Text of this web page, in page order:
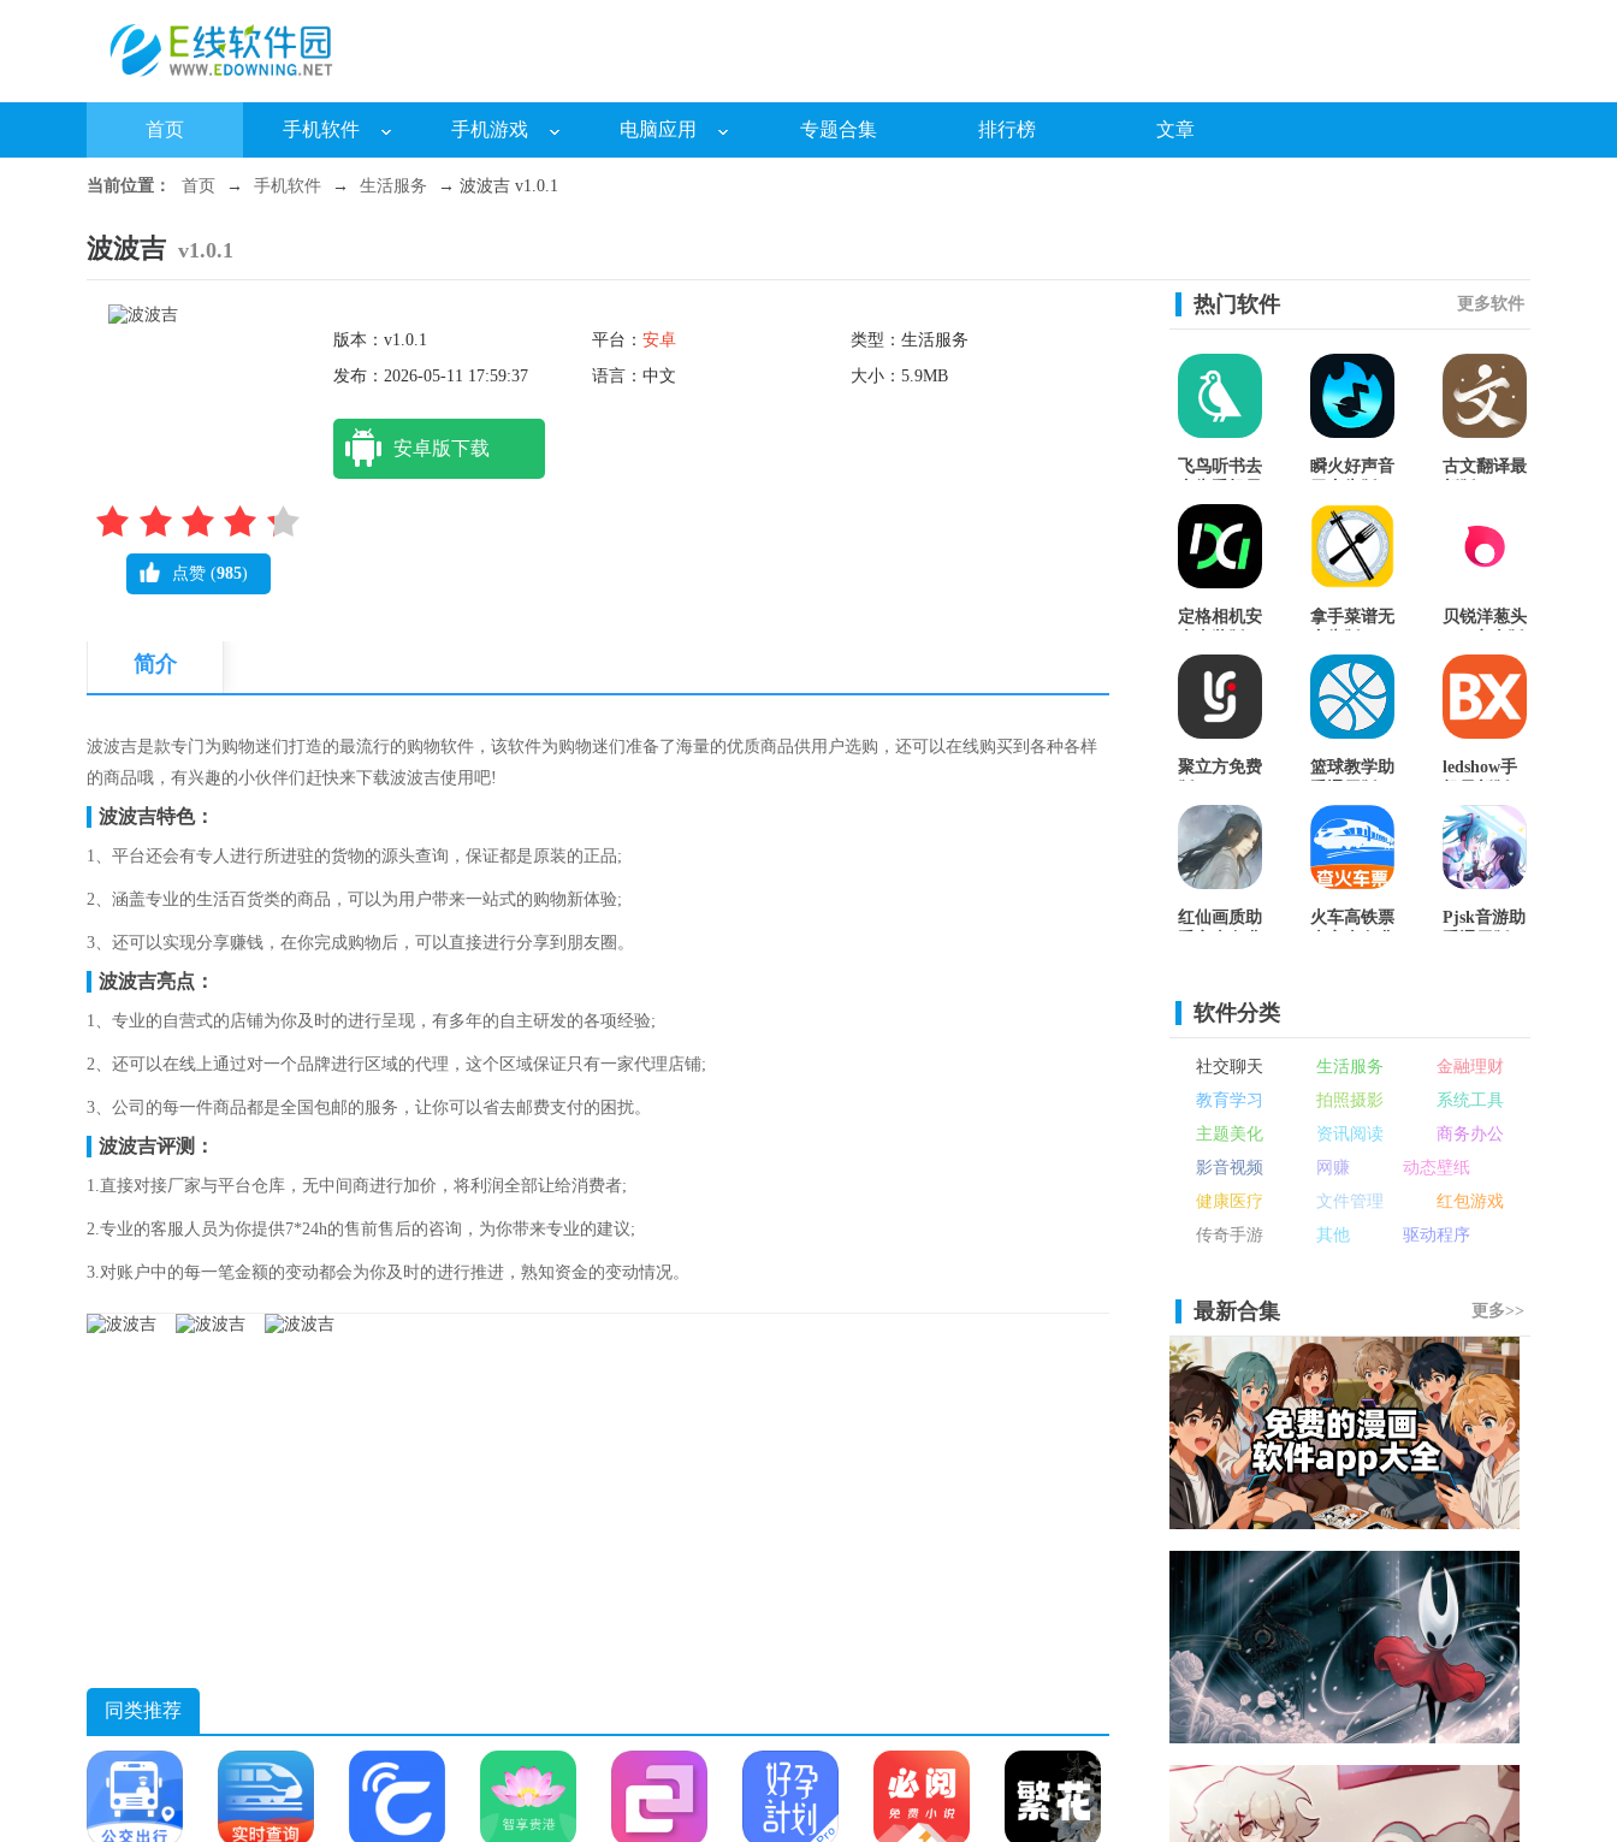
首页 手机软件 手机游戏 电脑应用 专题合集 排行榜 文章
当前位置： 首页 → 手机软件 → 生活服务 → 波波吉 v1.0.1
波波吉 v1.0.1
点赞 (985)
版本：v1.0.1 平台： 安卓
类型：生活服务
发布：2026-05-11 17:59:37
语言：中文 大小：5.9MB
安卓版下载
简介
波波吉是款专门为购物迷们打造的最流行的购物软件，该软件为购物迷们准备了海量的优质商品供用户选购，还可以在线购买到各种各样
的商品哦，有兴趣的小伙伴们赶快来下载波波吉使用吧!
波波吉特色：
1、平台还会有专人进行所进驻的货物的源头查询，保证都是原装的正品;
2、涵盖专业的生活百货类的商品，可以为用户带来一站式的购物新体验;
3、还可以实现分享赚钱，在你完成购物后，可以直接进行分享到朋友圈。
波波吉亮点：
1、专业的自营式的店铺为你及时的进行呈现，有多年的自主研发的各项经验;
2、还可以在线上通过对一个品牌进行区域的代理，这个区域保证只有一家代理店铺;
3、公司的每一件商品都是全国包邮的服务，让你可以省去邮费支付的困扰。
波波吉评测：
1.直接对接厂家与平台仓库，无中间商进行加价，将利润全部让给消费者;
2.专业的客服人员为你提供7*24h的售前售后的咨询，为你带来专业的建议;
3.对账户中的每一笔金额的变动都会为你及时的进行推进，熟知资金的变动情况。
同类推荐
热门软件 更多软件
飞鸟听书去
新版
瞬火好声音
古文翻译最
定格相机安
拿手菜谱无
贝锐洋葱头
聚立方免费
篮球教学助
ledshow手
红仙画质助
火车高铁票
Pjsk音游助
软件分类
社交聊天 生活服务
金融理财
教育学习
拍照摄影
系统工具
主题美化
资讯阅读
商务办公
影音视频
网赚
动态壁纸
健康医疗
文件管理
红包游戏
传奇手游
其他 驱动程序
最新合集 更多>>